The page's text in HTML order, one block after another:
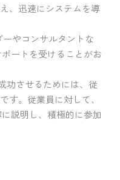
、迅速にシステムを導
ーやコンサルタントな
ートを受けることがお
功させるためには、従
す。従業員に対して、
説明し、積極的に参加